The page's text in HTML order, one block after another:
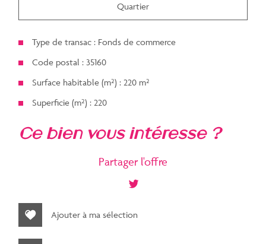
Quartier
Type de transac : Fonds de commerce
Code postal : 35160
Surface habitable (m²) : 220 m²
Superficie (m²) : 220
la ville de talensac (35160)
ce bien vous intéresse ?
Partager l'offre
Ajouter à ma sélection